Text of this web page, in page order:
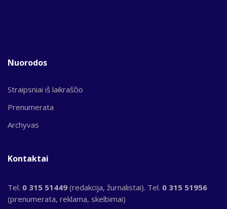
Nuorodos
Straipsniai iš laikraščio
Prenumerata
Archyvas
Kontaktai
Tel. 0 315 51449 (redakcija, žurnalistai). Tel. 0 315 51956
(prenumerata, reklama, skelbimai)